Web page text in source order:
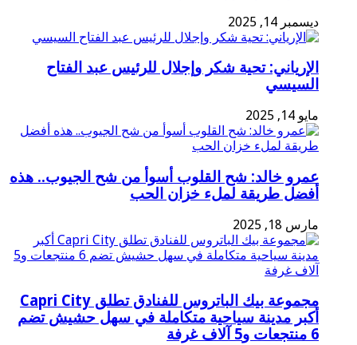
ديسمبر 14, 2025
الإرياني: تحية شكر وإجلال للرئيس عبد الفتاح
السيسي
مايو 14, 2025
عمرو خالد: شح القلوب أسوأ من شح الجيوب.. هذه
أفضل طريقة لملء خزان الحب
مارس 18, 2025
مجموعة بيك الباتروس للفنادق تطلق Capri City
أكبر مدينة سياحية متكاملة في سهل حشيش تضم
6 منتجعات و5 آلاف غرفة